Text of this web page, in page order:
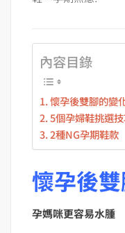
內容目錄
懷孕後雙腳的變
5個孕婦鞋挑選
2種NG孕期鞋款
懷孕後
孕媽咪更容易水腫